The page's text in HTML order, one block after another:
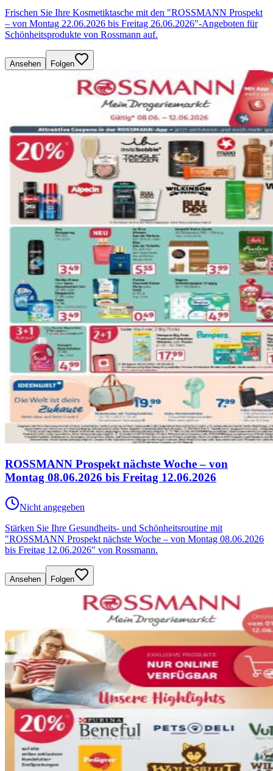
Frischen Sie Ihre Kosmetiktasche mit den "ROSSMANN Prospekt
– von Montag 22.06.2026 bis Freitag 26.06.2026"-Angeboten für
Schönheitsprodukte von Rossmann auf.
Ansehen Folgen
ROSSMANN Prospekt nächste Woche – von
Montag 08.06.2026 bis Freitag 12.06.2026
Nicht angegeben
Stärken Sie Ihre Gesundheits- und Schönheitsroutine mit
"ROSSMANN Prospekt nächste Woche – von Montag 08.06.2026
bis Freitag 12.06.2026" von Rossmann.
Ansehen Folgen